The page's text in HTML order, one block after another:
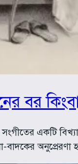
বর
সংগীতের একটি
বাদকের